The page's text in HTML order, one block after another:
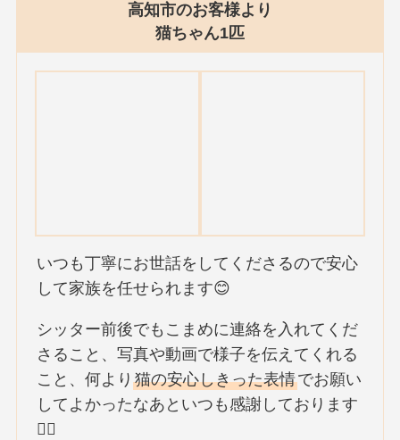
高知市のお客様より
猫ちゃん1匹
いつも丁寧にお世話をしてくださるので安心
して家族を任せられます😊
シッター前後でもこまめに連絡を入れてくだ
さること、写真や動画で様子を伝えてくれる
こと、何より猫の安心しきった表情でお願い
してよかったなあといつも感謝しております
🙇‍♀️